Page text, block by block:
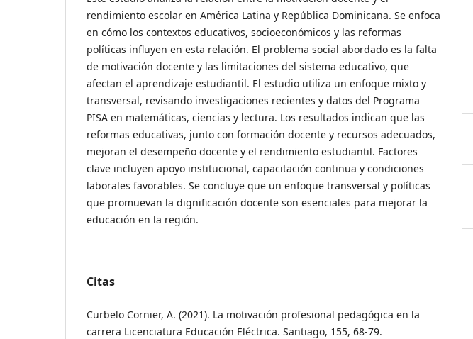
rendimiento escolar en América Latina y República Dominicana. Se enfoca
en cómo los contextos educativos, socioeconómicos y las reformas
políticas influyen en esta relación. El problema social abordado es la falta
de motivación docente y las limitaciones del sistema educativo, que
afectan el aprendizaje estudiantil. El estudio utiliza un enfoque mixto y
transversal, revisando investigaciones recientes y datos del Programa
PISA en matemáticas, ciencias y lectura. Los resultados indican que las
reformas educativas, junto con formación docente y recursos adecuados,
mejoran el desempeño docente y el rendimiento estudiantil. Factores
clave incluyen apoyo institucional, capacitación continua y condiciones
laborales favorables. Se concluye que un enfoque transversal y políticas
que promuevan la dignificación docente son esenciales para mejorar la
educación en la región.
Citas
Curbelo Cornier, A. (2021). La motivación profesional pedagógica en la
carrera Licenciatura Educación Eléctrica. Santiago, 155, 68-79.